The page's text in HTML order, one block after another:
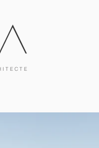
T E C T E